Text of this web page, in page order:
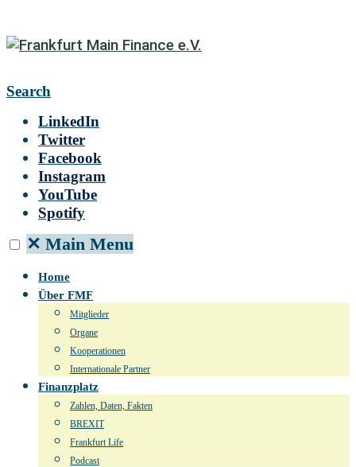
Search
LinkedIn
Twitter
Facebook
Instagram
YouTube
Spotify
✕ Main Menu
Home
Über FMF
Mitglieder
Organe
Kooperationen
Internationale Partner
Finanzplatz
Zahlen, Daten, Fakten
BREXIT
Frankfurt Life
Podcast